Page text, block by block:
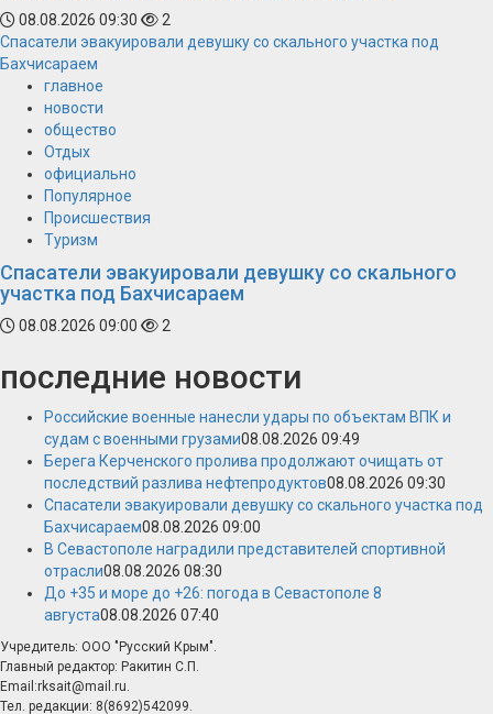
08.08.2026 09:30
2
Спасатели эвакуировали девушку со скального участка под
Бахчисараем
главное
новости
общество
Отдых
официально
Популярное
Происшествия
Туризм
Спасатели эвакуировали девушку со скального
участка под Бахчисараем
08.08.2026 09:00 2
последние новости
Российские военные нанесли удары по объектам ВПК и
судам с военными грузами08.08.2026 09:49
Берега Керченского пролива продолжают очищать от
последствий разлива нефтепродуктов08.08.2026 09:30
Спасатели эвакуировали девушку со скального участка под
Бахчисараем08.08.2026 09:00
В Севастополе наградили представителей спортивной
отрасли08.08.2026 08:30
До +35 и море до +26: погода в Севастополе 8
августа08.08.2026 07:40
Учредитель: ООО "Русский Крым".
Главный редактор: Ракитин С.П.
Email:rksait@mail.ru.
Тел. редакции: 8(8692)542099.